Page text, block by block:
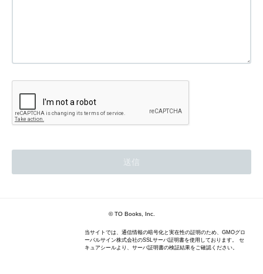
© TO Books, Inc.
当サイトでは、通信情報の暗号化と実在性の証明のため、GMOグロ
ーバルサイン株式会社のSSLサーバ証明書を使用しております。 セ
キュアシールより、サーバ証明書の検証結果をご確認ください。